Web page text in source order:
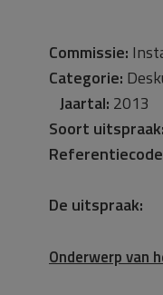
Commissie:
Categorie:
Jaartal: 2013
Soort uitspraak:
De uitspraak:
Onderwerp van